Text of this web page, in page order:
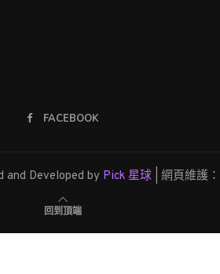
FACEBOOK
and Developed by Pick 星球 | 網頁維護：
回到頂端